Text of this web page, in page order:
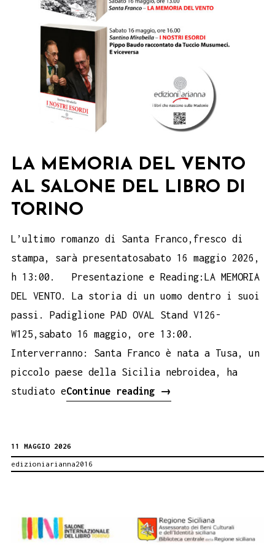
LA MEMORIA DEL VENTO
AL SALONE DEL LIBRO DI
TORINO
L’ultimo romanzo di Santa Franco,fresco di
stampa, sarà presentatosabato 16 maggio 2026,
h 13:00. Presentazione e Reading:LA MEMORIA
DEL VENTO. La storia di un uomo dentro i suoi
passi. Padiglione PAD OVAL Stand V126-
W125,sabato 16 maggio, ore 13:00.
Interverranno: Santa Franco è nata a Tusa, un
piccolo paese della Sicilia nebroidea, ha
studiato eContinue reading
La
libro
di
→
11 MAGGIO 2026
edizioniarianna2016